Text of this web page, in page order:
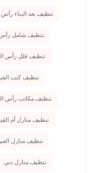
تنظيف بعد البناء رأس
تنظيف شامل رأس
تنظيف فلل رأس
تنظيف كنب
تنظيف مكاتب رأس
تنظيف منازل أم
تنظيف منازل
تنظيف منازل دبي